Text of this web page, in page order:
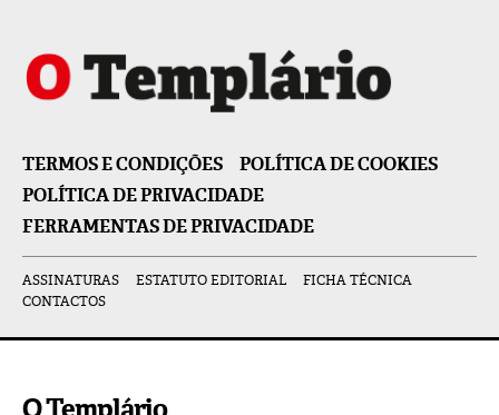
TERMOS E CONDIÇÕES
POLÍTICA DE COOKIES
POLÍTICA DE PRIVACIDADE
FERRAMENTAS DE PRIVACIDADE
ASSINATURAS ESTATUTO EDITORIAL
FICHA TÉCNICA
CONTACTOS